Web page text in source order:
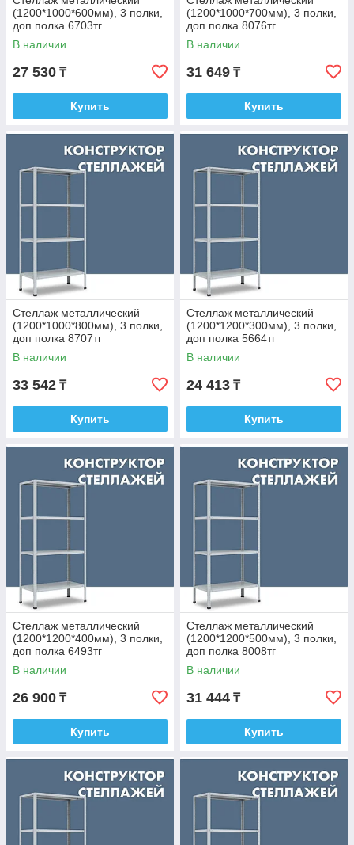
(1200*1000*600мм), 3 полки,
доп полка 6703тг
В наличии
27 530 ₸
Купить
(1200*1000*700мм), 3 полки,
доп полка 8076тг
В наличии
31 649 ₸
Купить
Стеллаж металлический
(1200*1000*800мм), 3 полки,
доп полка 8707тг
В наличии
33 542 ₸
Купить
Стеллаж металлический
(1200*1200*300мм), 3 полки,
доп полка 5664тг
В наличии
24 413 ₸
Купить
Стеллаж металлический
(1200*1200*400мм), 3 полки,
доп полка 6493тг
В наличии
26 900 ₸
Купить
Стеллаж металлический
(1200*1200*500мм), 3 полки,
доп полка 8008тг
В наличии
31 444 ₸
Купить